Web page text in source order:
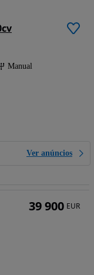
Manual
Ver anúncios
39 900 EUR